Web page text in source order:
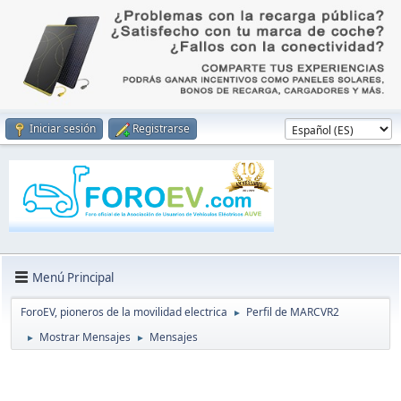
Iniciar sesión Registrarse
Menú Principal
ForoEV, pioneros de la movilidad electrica ► Perfil de MARCVR2
► Mostrar Mensajes ► Mensajes